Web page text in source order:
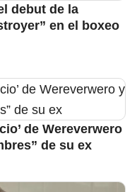
debut de la
en el boxeo
de Wereverwero
de su ex